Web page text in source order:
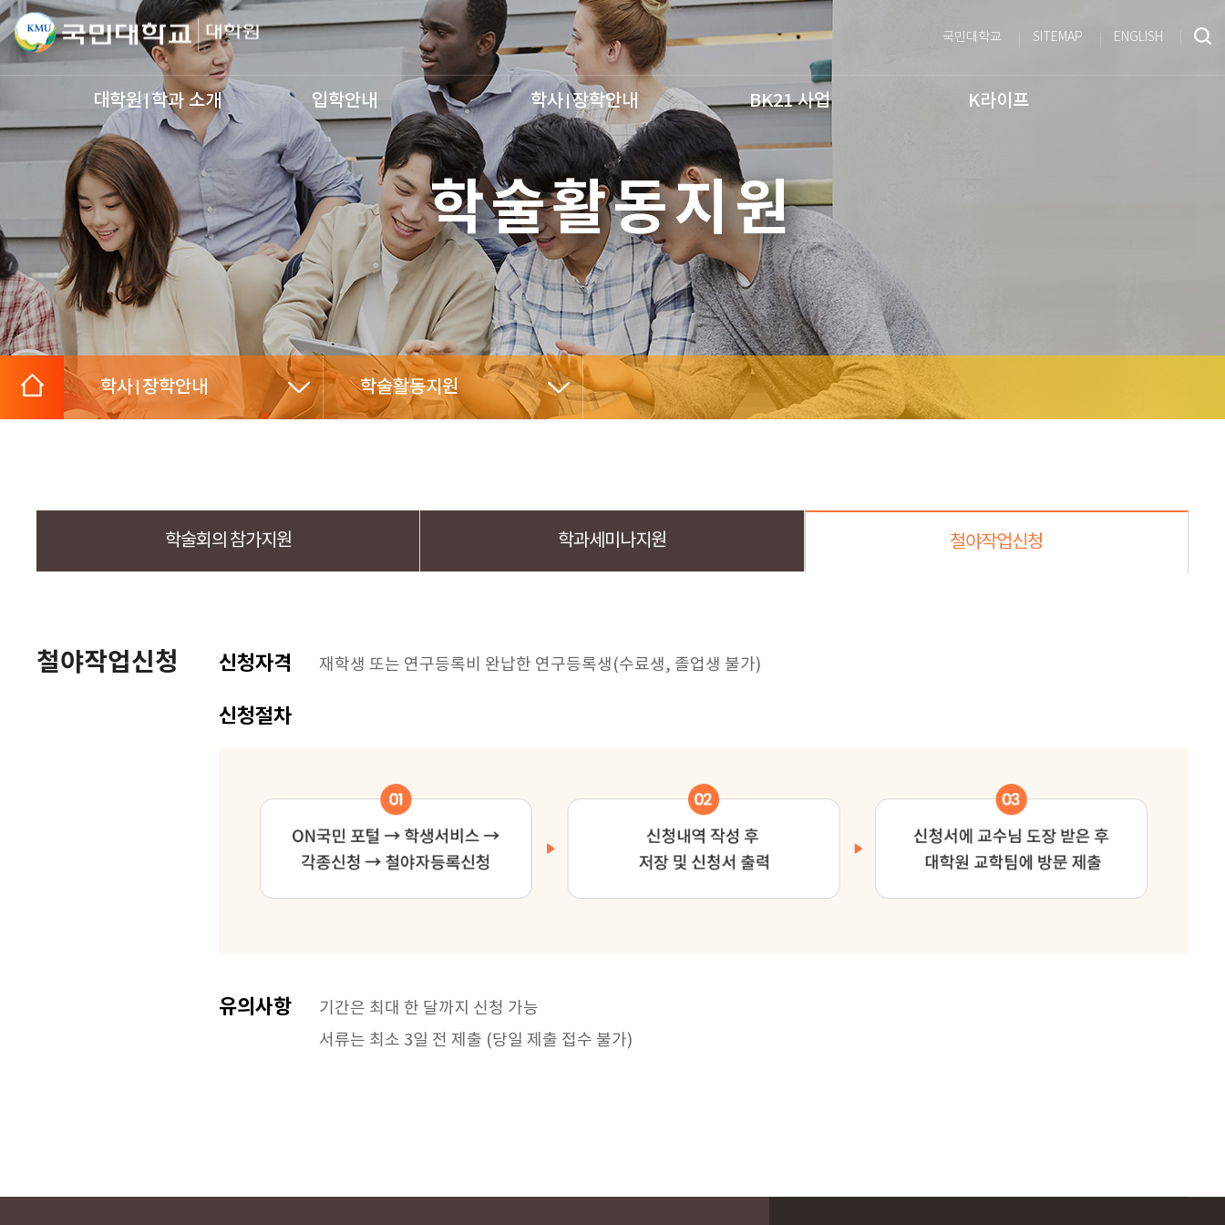
국민대학교 SITEMAP ENGLISH
대학원 학과 소개 입학안내 학사 장학안내 BK21 사업 K라이프
학사 장학안내 학술활동지원
학술활동지원
학술회의 참가지원 학과세미나지원 철야작업신청
철야작업신청 신청자격 재학생 또는 연구등록비 완납한 연구등록생(수료생, 졸업생 불가)
신청절차
유의사항
기간은 최대 한 달까지 신청 가능
서류는 최소 3일 전 제출 (당일 제출 접수 불가)